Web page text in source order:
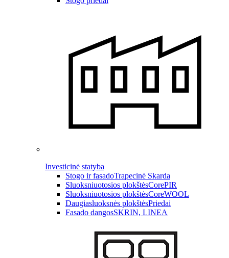
Investicinė statyba
Stogo ir fasadoTrapecinė Skarda
Sluoksniuotosios plokštėsCorePIR
Sluoksniuotosios plokštėsCoreWOOL
Daugiasluoksnės plokštėsPriedai
Fasado dangosSKRIN, LINEA